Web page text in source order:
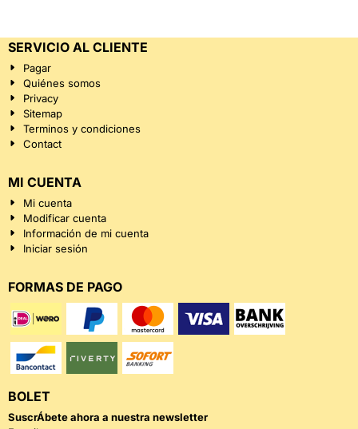
SERVICIO AL CLIENTE
Pagar
Quiénes somos
Privacy
Sitemap
Terminos y condiciones
Contact
MI CUENTA
Mi cuenta
Modificar cuenta
Información de mi cuenta
Iniciar sesión
FORMAS DE PAGO
BOLET
SuscrÁ­bete ahora a nuestra newsletter